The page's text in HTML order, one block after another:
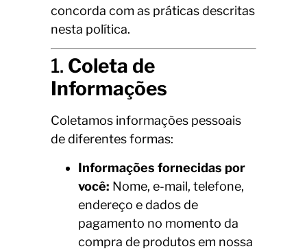
concorda com as práticas descritas
nesta política.
1. Coleta de
Informações
Coletamos informações pessoais
de diferentes formas:
Informações fornecidas por
você: Nome, e-mail, telefone,
endereço e dados de
pagamento no momento da
compra de produtos em nossa